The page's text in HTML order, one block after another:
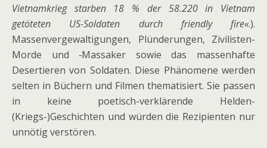
Vietnamkrieg starben 18 % der 58.220 in Vietnam
getöteten US-Soldaten durch friendly fire«.).
Massenvergewaltigungen, Plünderungen, Zivilisten-
Morde und ‑Massaker sowie das massenhafte
Desertieren von Soldaten. Diese Phänomene werden
selten in Büchern und Filmen thematisiert. Sie passen
in keine poetisch-verklärende Helden-
(Kriegs-)Geschichten und würden die Rezipienten nur
unnötig verstören.